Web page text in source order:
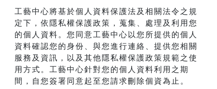
工藝中心將基於個人資料保護法及相關法令之規
定下，依隱私權保護政策，蒐集、處理及利用您
的個人資料。您同意工藝中心以您所提供的個人
資料確認您的身份、與您進行連絡、提供您相關
服務及資訊，以及其他隱私權保護政策規範之使
用方式。工藝中心針對您的個人資料利用之期
間，自您簽署同意起至您請求刪除個資為止。